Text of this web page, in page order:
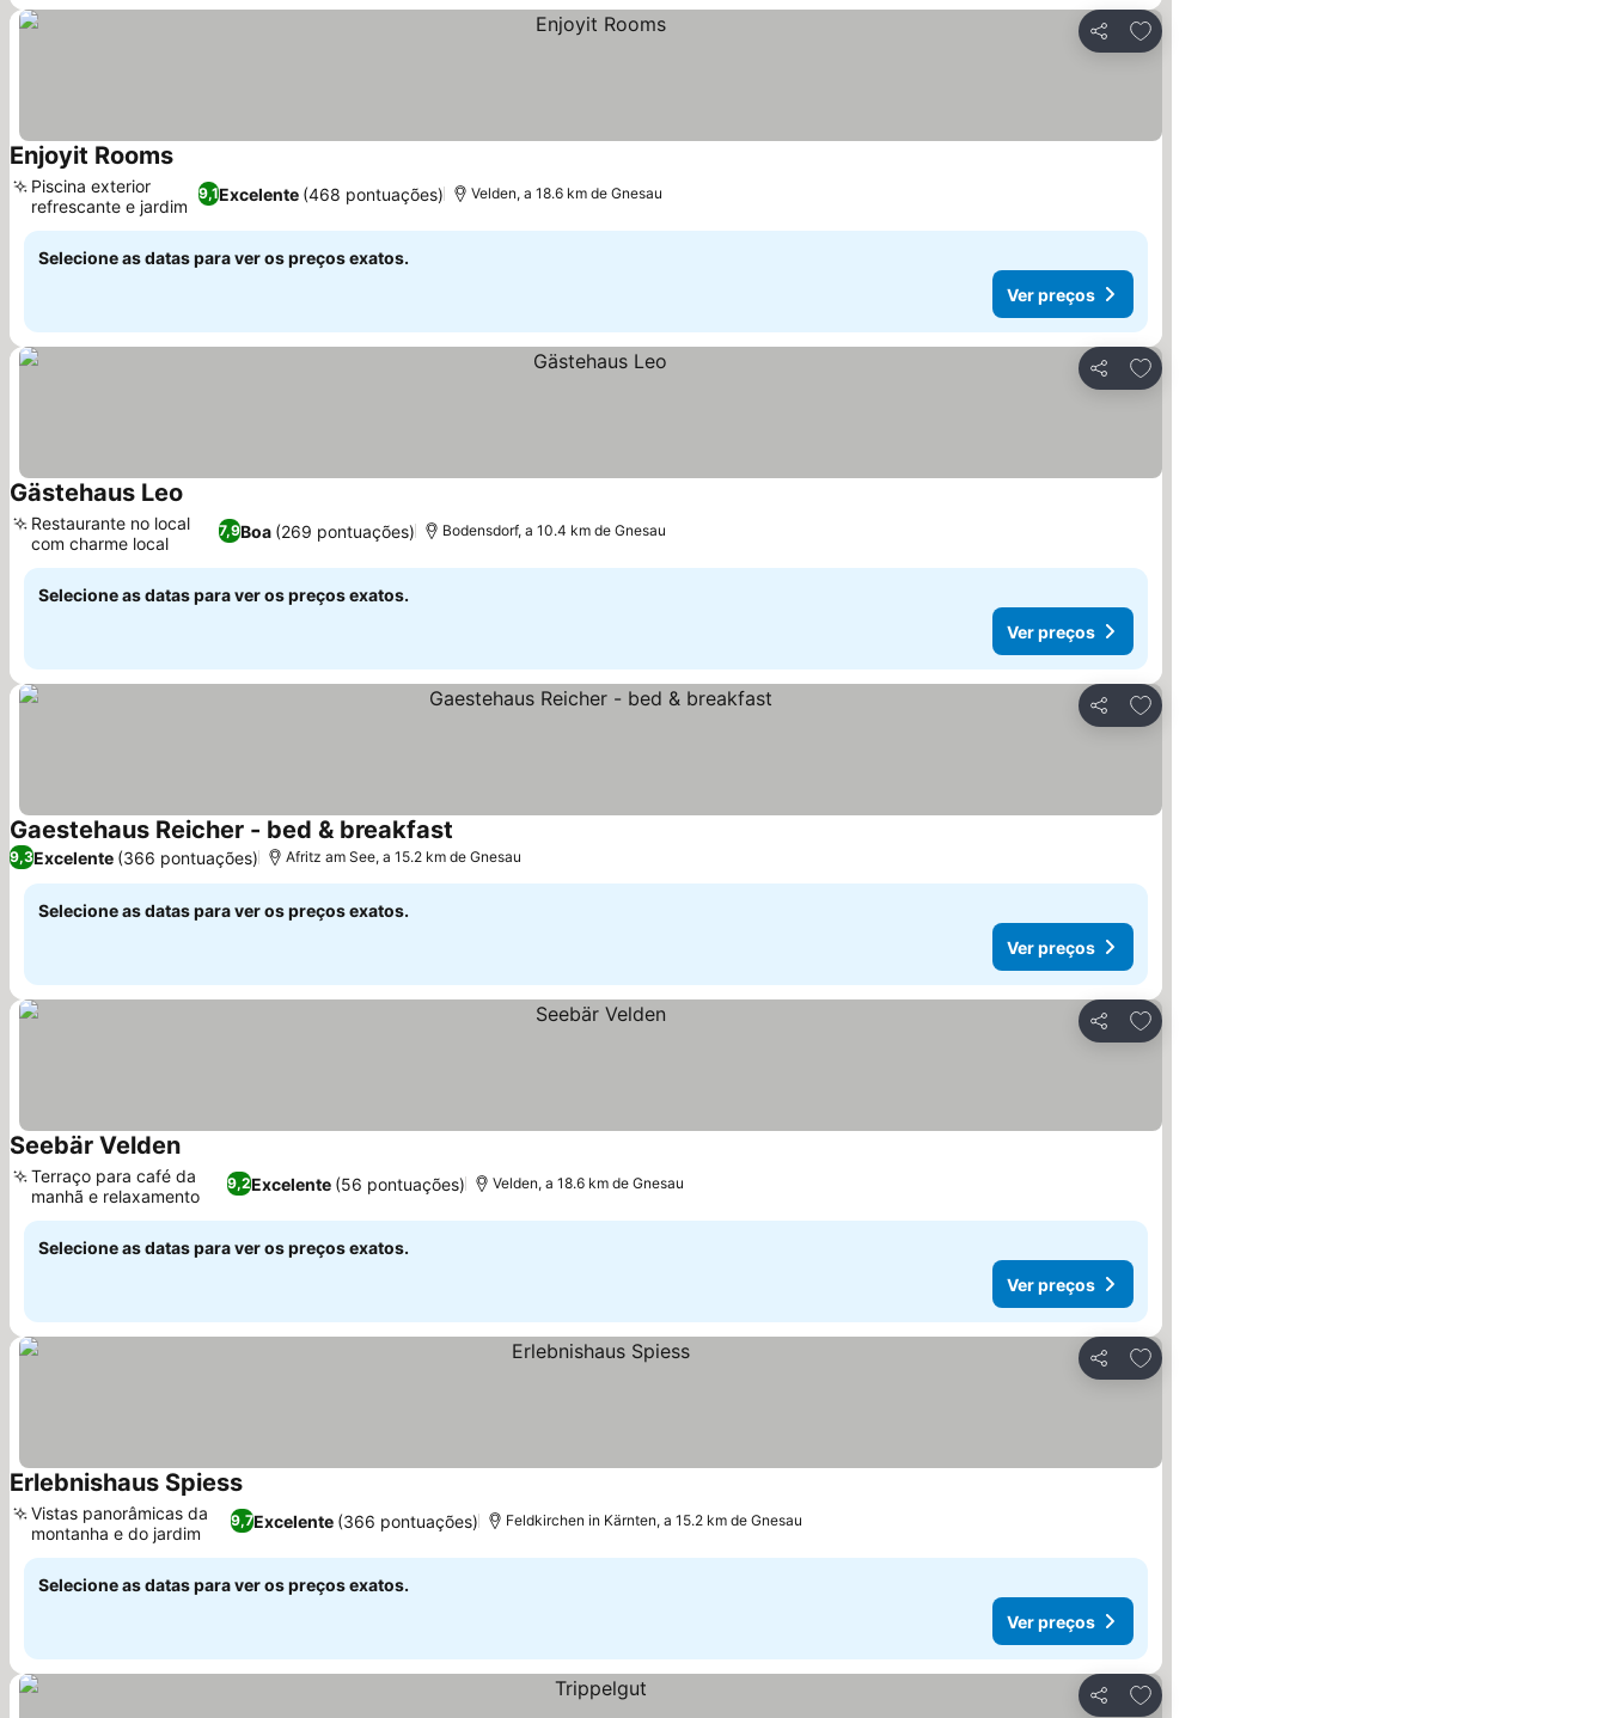
Partilhar
Adicionar aos favoritos
Enjoyit RoomsVer preços
9,1Excelente (468 pontuações)
Piscina exterior
refrescante e jardim
Velden, a 18.6 km de Gnesau
Selecione as datas para ver os preços exatos.
Ver preços
Partilhar
Adicionar aos favoritos
Gästehaus Leo
7,9Boa (269 pontuações)
Restaurante no local
com charme local
Bodensdorf, a 10.4 km de Gnesau
Selecione as datas para ver os preços exatos.
Ver preços
Partilhar
Adicionar aos favoritos
Gaestehaus Reicher - bed & breakfast
9,3Excelente (366 pontuações) Afritz am See, a 15.2 km de Gnesau
Selecione as datas para ver os preços exatos.
Ver preços
Partilhar
Adicionar aos favoritos
Seebär VeldenVer preços
9,2Excelente (56 pontuações)
Terraço para café da
manhã e relaxamento
Velden, a 18.6 km de Gnesau
Selecione as datas para ver os preços exatos.
Ver preços
Partilhar
Adicionar aos favoritos
Erlebnishaus SpiessVer preços
9,7Excelente (366 pontuações)
Vistas panorâmicas da
montanha e do jardim
Feldkirchen in Kärnten, a 15.2 km de Gnesau
Selecione as datas para ver os preços exatos.
Ver preços
Partilhar
Adicionar aos favoritos